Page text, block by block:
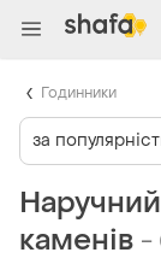
каменів -
за
Годинники